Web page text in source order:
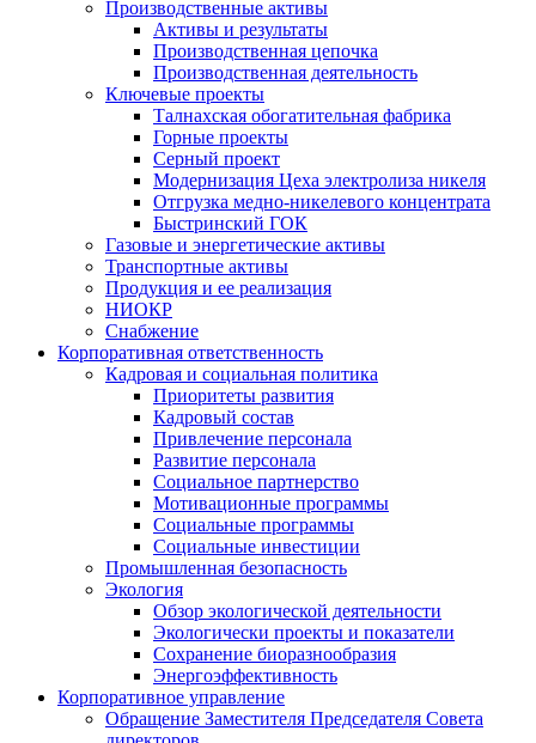
Производственные активы
Активы и результаты
Производственная цепочка
Производственная деятельность
Ключевые проекты
Талнахская обогатительная фабрика
Горные проекты
Серный проект
Модернизация Цеха электролиза никеля
Отгрузка медно-никелевого концентрата
Быстринский ГОК
Газовые и энергетические активы
Транспортные активы
Продукция и ее реализация
НИОКР
Снабжение
Корпоративная ответственность
Кадровая и социальная политика
Приоритеты развития
Кадровый состав
Привлечение персонала
Развитие персонала
Социальное партнерство
Мотивационные программы
Социальные программы
Социальные инвестиции
Промышленная безопасность
Экология
Обзор экологической деятельности
Экологически проекты и показатели
Сохранение биоразнообразия
Энергоэффективность
Корпоративное управление
Обращение Заместителя Председателя Совета